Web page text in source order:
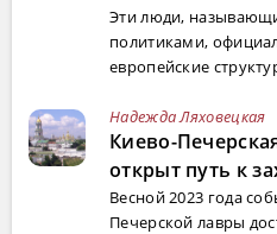
Эти люди,
политиками,
европейские
Надежда Ляховецкая
Киево-
открыт путь к
Весной 2023 года
Печерской лавры